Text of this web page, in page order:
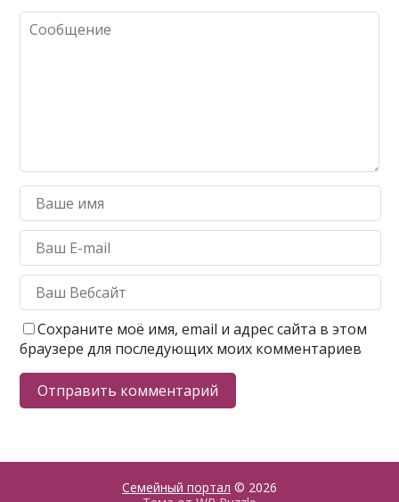
Сохраните моё имя, email и адрес сайта в этом
браузере для последующих моих комментариев
Семейный портал © 2026